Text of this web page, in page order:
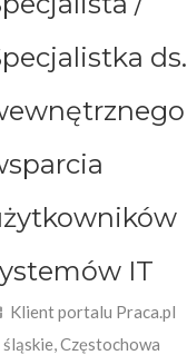
ds.
IT
Klient portalu Praca.pl
śląskie, Częstochowa